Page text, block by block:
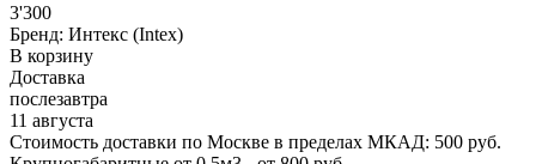
3'300
Бренд: Интекс (Intex)
В корзину
Доставка
послезавтра
11 августа
Стоимость доставки по Москве в пределах МКАД: 500 руб.